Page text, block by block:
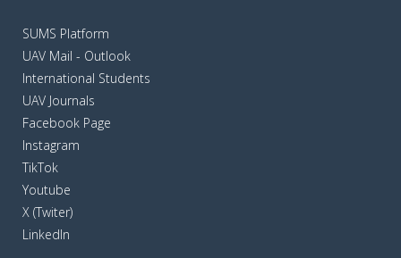
SUMS Platform
UAV Mail - Outlook
International Students
UAV Journals
Facebook Page
Instagram
TikTok
Youtube
X (Twiter)
LinkedIn